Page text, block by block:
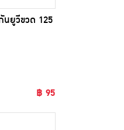
นยูวีขวด 125
฿ 95